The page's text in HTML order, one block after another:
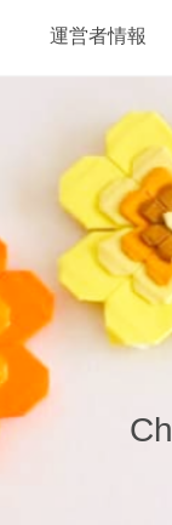
運営者情報